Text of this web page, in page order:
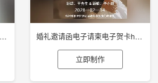
婚礼邀请函电子请柬电子贺卡h5制作 婚礼邀请函电子请柬电子贺卡h5制作
立即制作